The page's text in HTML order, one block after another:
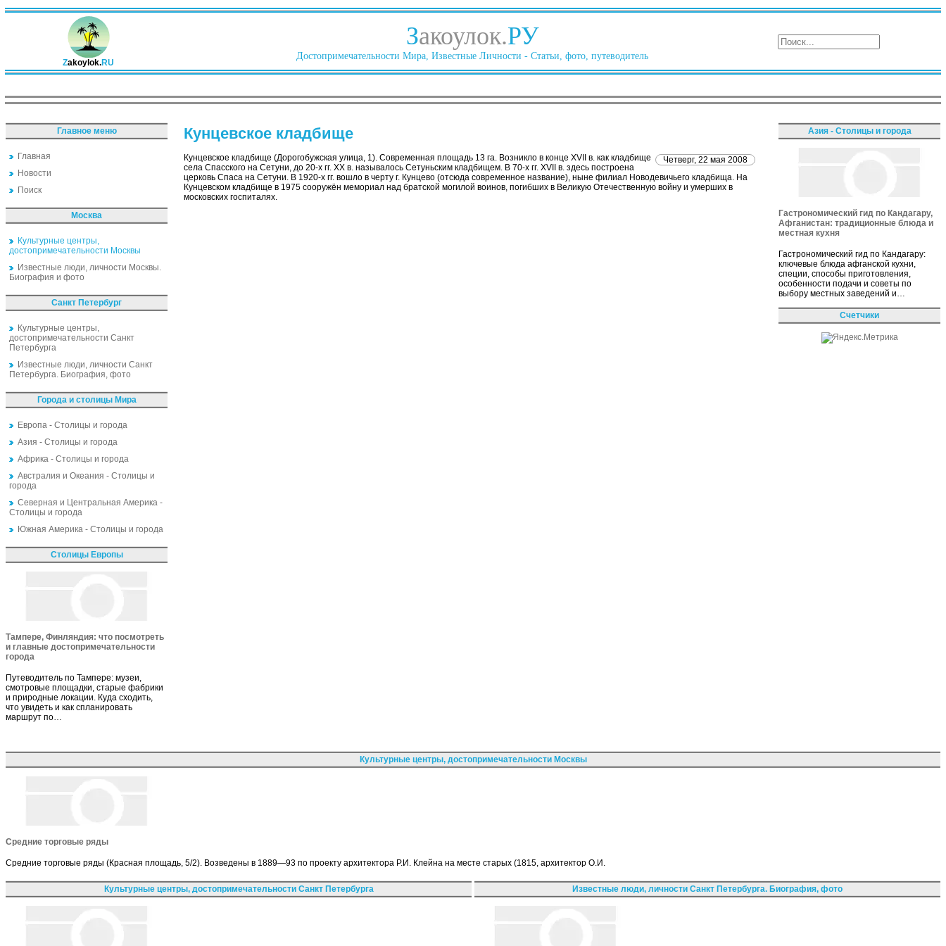
Zakoylok.RU
Закоулок.РУ
Достопримечательности Мира, Известные Личности - Статьи, фото, путеводитель
Главное меню
Главная
Новости
Поиск
Москва
Культурные центры,
достопримечательности Москвы
Известные люди, личности Москвы.
Биография и фото
Санкт Петербург
Культурные центры,
достопримечательности Санкт
Петербурга
Известные люди, личности Санкт
Петербурга. Биография, фото
Города и столицы Мира
Европа - Столицы и города
Азия - Столицы и города
Африка - Столицы и города
Австралия и Океания - Столицы и
города
Северная и Центральная Америка -
Столицы и города
Южная Америка - Столицы и города
Столицы Европы
Тампере, Финляндия: что посмотреть
и главные достопримечательности
города
Путеводитель по Тампере: музеи,
смотровые площадки, старые фабрики
и природные локации. Куда сходить,
что увидеть и как спланировать
маршрут по…
Кунцевское кладбище
Четверг, 22 мая 2008
Кунцевское кладбище (Дорогобужская улица, 1). Современная площадь 13 га. Возникло в конце XVII в. как кладбище
села Спасского на Сетуни, до 20-х гг. XX в. называлось Сетуньским кладбищем. В 70-х гг. XVII в. здесь построена
церковь Спаса на Сетуни. В 1920-х гг. вошло в черту г. Кунцево (отсюда современное название), ныне филиал Новодевичьего кладбища. На
Кунцевском кладбище в 1975 сооружён мемориал над братской могилой воинов, погибших в Великую Отечественную войну и умерших в
московских госпиталях.
Азия - Столицы и города
Гастрономический гид по Кандагару,
Афганистан: традиционные блюда и
местная кухня
Гастрономический гид по Кандагару:
ключевые блюда афганской кухни,
специи, способы приготовления,
особенности подачи и советы по
выбору местных заведений и…
Счетчики
Культурные центры, достопримечательности Москвы
Средние торговые ряды
Средние торговые ряды (Красная площадь, 5/2). Возведены в 1889—93 по проекту архитектора Р.И. Клейна на месте старых (1815, архитектор О.И.
Культурные центры, достопримечательности Санкт Петербурга Известные люди, личности Санкт Петербурга. Биография, фото